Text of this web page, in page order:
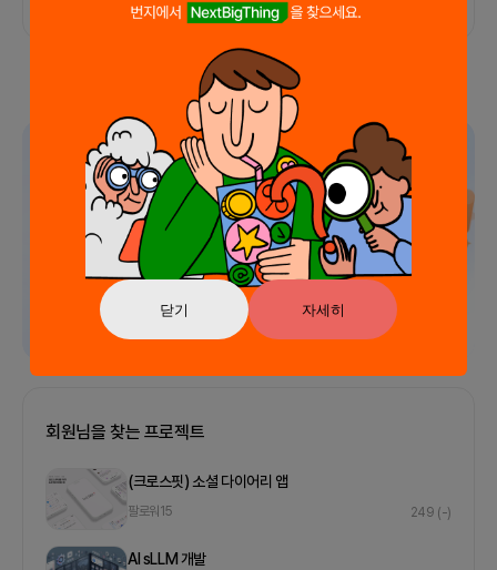
닫기 자세히
회원님을 찾는 프로젝트
(크로스핏) 소셜 다이어리 앱
팔로워 15 249 (-)
AI sLLM 개발